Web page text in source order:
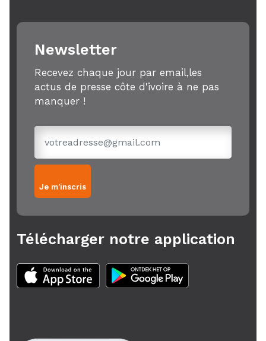
Newsletter
Recevez chaque jour par email,les
actus de presse côte d'ivoire à ne pas
manquer !
Je m'inscris
Télécharger notre application